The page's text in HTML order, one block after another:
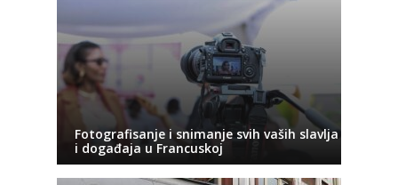
Fotografisanje i snimanje svih vaših slavlja
i događaja u Francuskoj